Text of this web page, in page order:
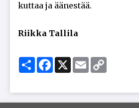
kut­taa ja ää­nes­tää.
Riik­ka Tal­li­la
ShareFacebook
X Email